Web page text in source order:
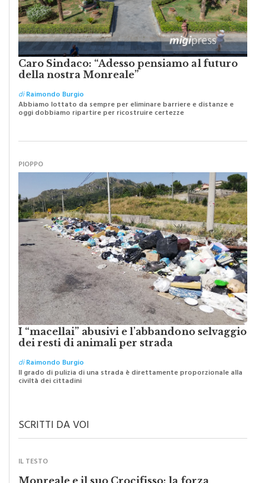
Caro Sindaco: “Adesso pensiamo al futuro
della nostra Monreale”
diRaimondo Burgio
Abbiamo lottato da sempre per eliminare barriere e distanze e
oggi dobbiamo ripartire per ricostruire certezze
I “macellai” abusivi e l’abbandono selvaggio
dei resti di animali per strada
diRaimondo Burgio
Il grado di pulizia di una strada è direttamente proporzionale alla
civiltà dei cittadini
Monreale e il suo Crocifisso: la forza
silenziosa di una comunità